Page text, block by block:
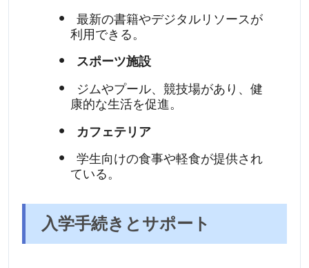
最新の書籍やデジタルリソースが
利用できる。
スポーツ施設
ジムやプール、競技場があり、健
康的な生活を促進。
カフェテリア
学生向けの食事や軽食が提供され
ている。
入学手続きとサポート